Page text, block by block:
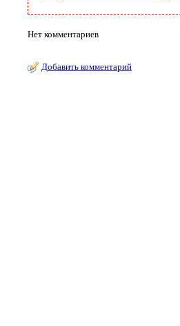
Нет комментариев
Добавить комментарий